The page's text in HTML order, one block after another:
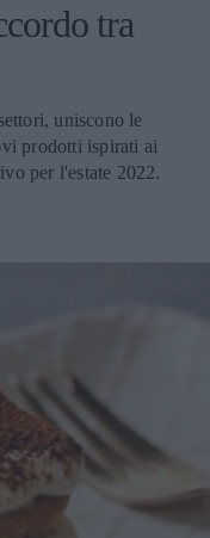
tra
uniscono le
prodotti ispirati ai
per l'estate 2022.